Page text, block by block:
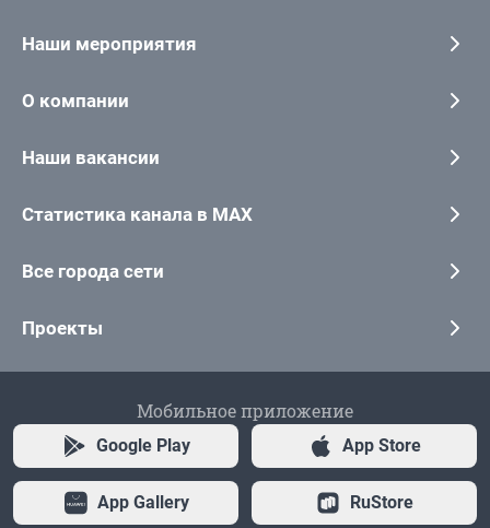
Наши мероприятия
О компании
Наши вакансии
Статистика канала в MAX
Все города сети
Проекты
Мобильное приложение
Google Play App Store
App Gallery RuStore